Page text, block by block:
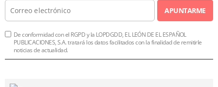
APUNTARME
De conformidad con el RGPD y la LOPDGDD, EL LEÓN DE EL ESPAÑOL
PUBLICACIONES, S.A. tratará los datos facilitados con la finalidad de remitirle
noticias de actualidad.